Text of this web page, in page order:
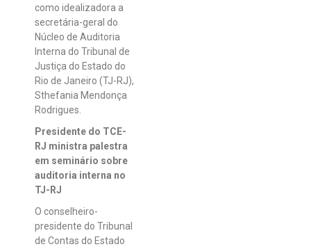
como idealizadora a
secretária-geral do
Núcleo de Auditoria
Interna do Tribunal de
Justiça do Estado do
Rio de Janeiro (TJ-RJ),
Sthefania Mendonça
Rodrigues.
Presidente do TCE-
RJ ministra palestra
em seminário sobre
auditoria interna no
TJ-RJ
O conselheiro-
presidente do Tribunal
de Contas do Estado